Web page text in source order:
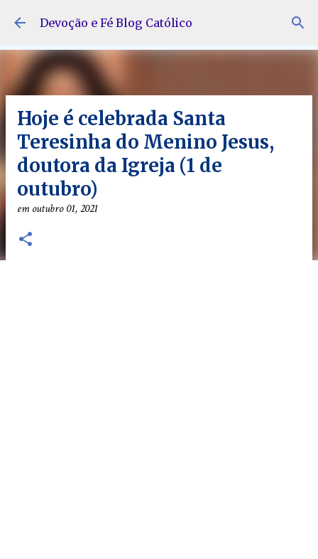
Pular para o conteúdo principal
Devoção e Fé Blog Católico
Hoje é celebrada Santa
Teresinha do Menino Jesus,
doutora da Igreja (1 de
outubro)
emoutubro 01, 2021